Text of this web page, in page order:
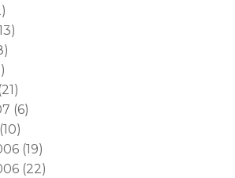
(21)
(6)
(10)
(19)
(22)